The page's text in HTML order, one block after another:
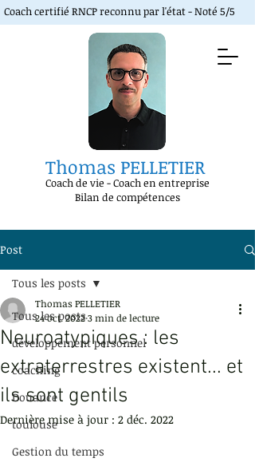
Thomas PELLETIER
Coach de vie -Coach en entreprise
Bilan de compétences
Coach certifié RNCP reconnu par l'état - Noté 5/5
Post
Tous les posts
développement personnel
coaching
Douance
toulouse
Gestion du temps
Tous les posts
Neuroatypiques : les
extraterrestres existent... et
ils sont gentils
Thomas PELLETIER
24 oct. 20223 min de lecture
Dernière mise à jour : 2 déc. 2022